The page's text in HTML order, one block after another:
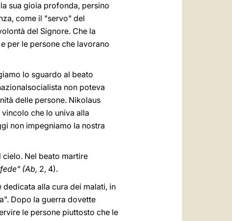
sua gioia profonda, persino
come il "servo" del
del Signore. Che la
per le persone che lavorano
lo sguardo al beato
non poteva
delle persone. Nikolaus
che lo univa alla
non impegniamo la nostra
Nel beato martire
(Ab, 2, 4).
alla cura dei malati, in
Dopo la guerra dovette
le persone piuttosto che le